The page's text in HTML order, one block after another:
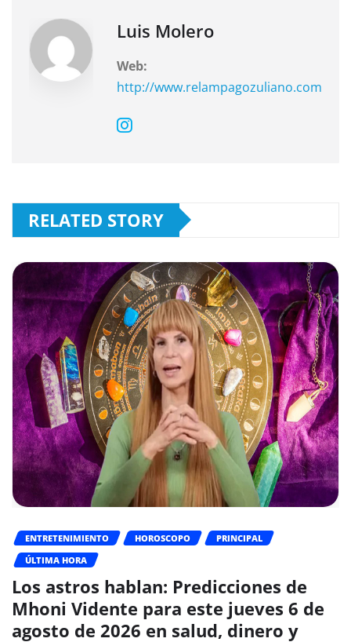
Luis Molero
Web:
http://www.relampagozuliano.com
RELATED STORY
ENTRETENIMIENTO HOROSCOPO
PRINCIPAL
ÚLTIMA HORA
Los astros hablan: Predicciones de
Mhoni Vidente para este jueves 6 de
agosto de 2026 en salud, dinero y